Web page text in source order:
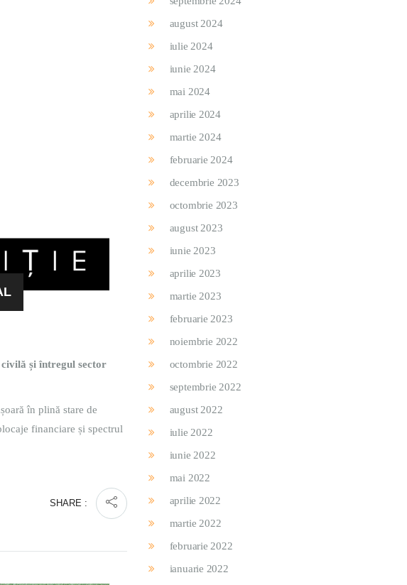
și întregul sector
în plină stare de
financiare și spectrul
SHARE :
august 2024
iulie 2024
iunie 2024
mai 2024
aprilie 2024
martie 2024
februarie 2024
decembrie 2023
octombrie 2023
august 2023
iunie 2023
aprilie 2023
martie 2023
februarie 2023
noiembrie 2022
octombrie 2022
septembrie 2022
august 2022
iulie 2022
iunie 2022
mai 2022
aprilie 2022
martie 2022
februarie 2022
ianuarie 2022